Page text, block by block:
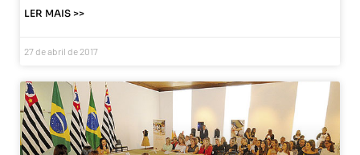
LER MAIS >>
27 de abril de 2017